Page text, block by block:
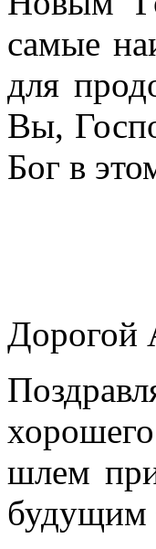
самые
для
Вы,
Бог в
Дорогой
шлем
будущим